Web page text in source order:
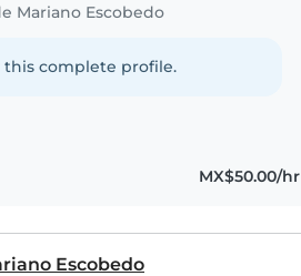
Mariano Escobedo
this complete profile.
MX$50.00/hr
Escobedo